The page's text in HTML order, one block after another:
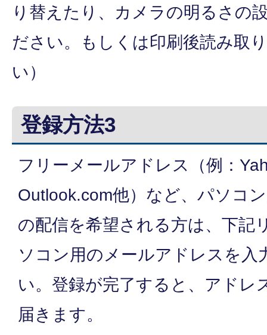
り替えたり、カメラの明るさの
ださい。もしくは印刷後読み取
い）
登録方法3
フリーメールアドレス（例：
Outlook.com他）など、パソコ
の配信を希望される方は、下記
ソコン用のメールアドレスを入
い。登録が完了すると、アドレ
届きます。